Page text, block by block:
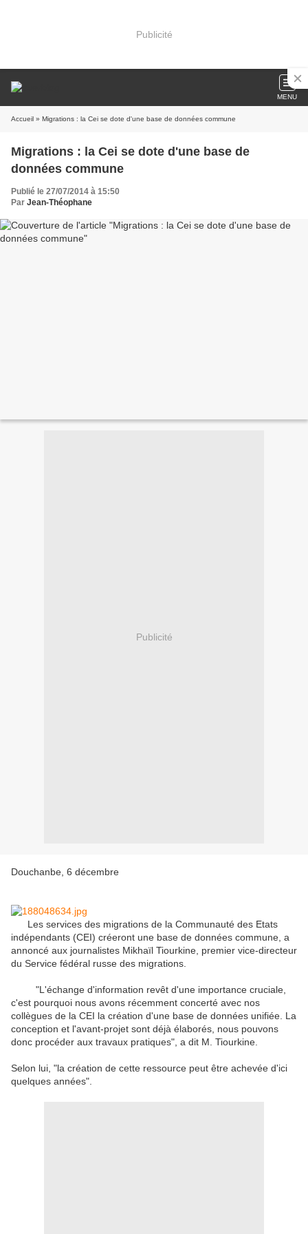
Publicité
MENU
Accueil » Migrations : la Cei se dote d'une base de données commune
Migrations : la Cei se dote d'une base de
données commune
Publié le 27/07/2014 à 15:50
Par Jean-Théophane
Publicité
Douchanbe, 6 décembre
Les services des migrations de la Communauté des Etats
indépendants (CEI) créeront une base de données commune, a
annoncé aux journalistes Mikhaïl Tiourkine, premier vice-directeur
du Service fédéral russe des migrations.
"L'échange d'information revêt d'une importance cruciale,
c'est pourquoi nous avons récemment concerté avec nos
collègues de la CEI la création d'une base de données unifiée. La
conception et l'avant-projet sont déjà élaborés, nous pouvons
donc procéder aux travaux pratiques", a dit M. Tiourkine.
Selon lui, "la création de cette ressource peut être achevée d'ici
quelques années".